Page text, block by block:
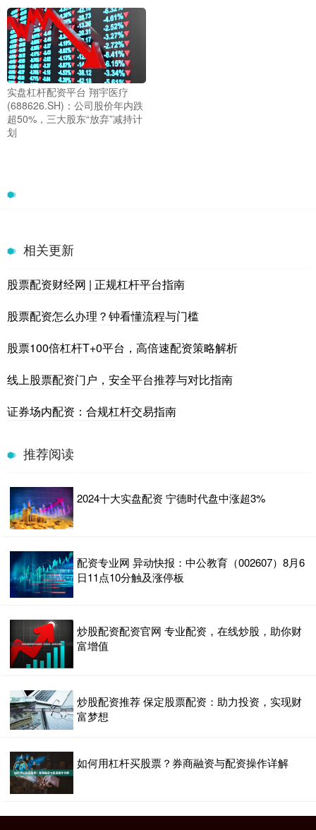
实盘杠杆配资平台 翔宇医疗
(688626.SH)：公司股价年内跌
超50%，三大股东“放弃”减持计
划
相关更新
股票配资财经网 | 正规杠杆平台指南
股票配资怎么办理？钟看懂流程与门槛
股票100倍杠杆T+0平台，高倍速配资策略解析
线上股票配资门户，安全平台推荐与对比指南
证券场内配资：合规杠杆交易指南
推荐阅读
2024十大实盘配资 宁德时代盘中涨超3%
配资专业网 异动快报：中公教育（002607）8月6
日11点10分触及涨停板
炒股配资配资官网 专业配资，在线炒股，助你财
富增值
炒股配资推荐 保定股票配资：助力投资，实现财
富梦想
如何用杠杆买股票？券商融资与配资操作详解